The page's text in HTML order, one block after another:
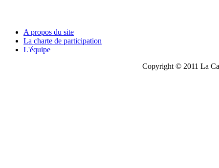
A propos du site
La charte de participation
L'équipe
Copyright © 2011 La